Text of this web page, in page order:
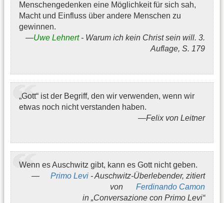
Menschengedenken eine Möglichkeit für sich sah,
Macht und Einfluss über andere Menschen zu
gewinnen.
Uwe Lehnert- Warum ich kein Christ sein will. 3.
Auflage, S. 179
„Gott“ ist der Begriff, den wir verwenden, wenn wir
etwas noch nicht verstanden haben.
Felix von Leitner
Wenn es Auschwitz gibt, kann es Gott nicht geben.
Primo Levi - Auschwitz-Überlebender, zitiert
von
Ferdinando Camon
in „Conversazione con Primo Levi“